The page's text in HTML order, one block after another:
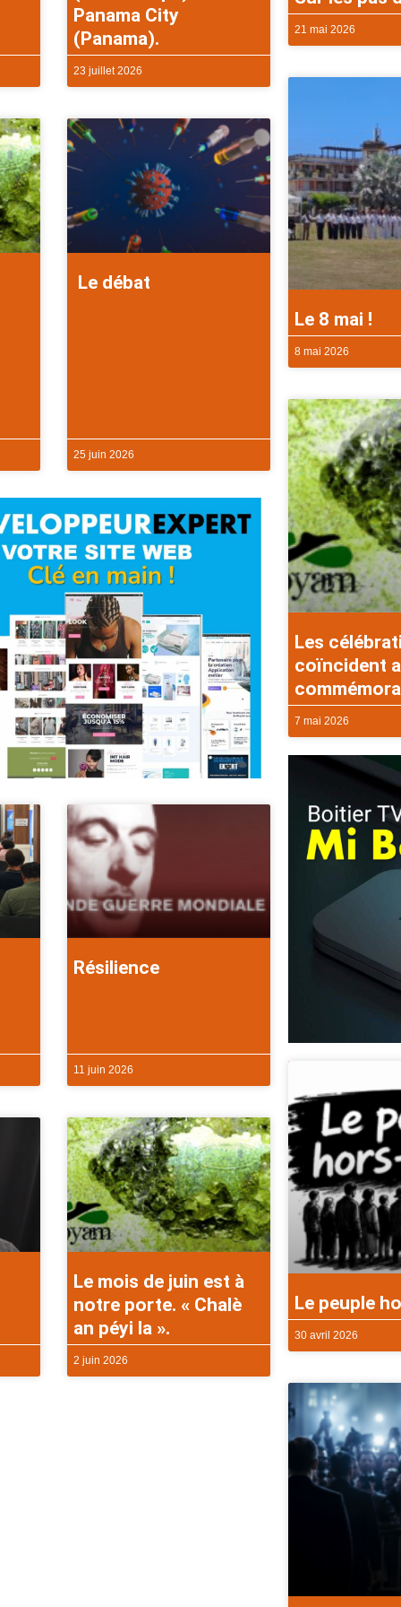
Panama City
(Panama).
23 juillet 2026
Le débat
25 juin 2026
Résilience
11 juin 2026
Le mois de juin est à
notre porte. « Chalè
an péyi la ».
2 juin 2026
21 mai 2026
Le 8 mai !
8 mai 2026
Les
coïncident
7 mai 2026
Le peuple
30 avril 2026